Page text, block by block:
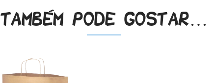
Também pode gostar…